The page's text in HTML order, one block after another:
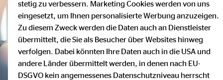
stetig zu verbessern. Marketing Cookies werden von uns
eingesetzt, um Ihnen personalisierte Werbung anzuzeigen.
Zu diesem Zweck werden die Daten auch an Dienstleister
übermittelt, die Sie als Besucher über Websites hinweg
verfolgen. Dabei könnten Ihre Daten auch in die USA und
andere Länder übermittelt werden, in denen nach EU-
DSGVO kein angemessenes Datenschutzniveau herrscht